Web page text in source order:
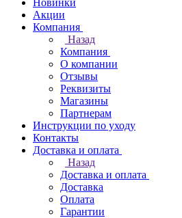
Новинки
Акции
Компания
Назад
Компания
О компании
Отзывы
Реквизиты
Магазины
Партнерам
Инструкции по уходу
Контакты
Доставка и оплата
Назад
Доставка и оплата
Доставка
Оплата
Гарантии